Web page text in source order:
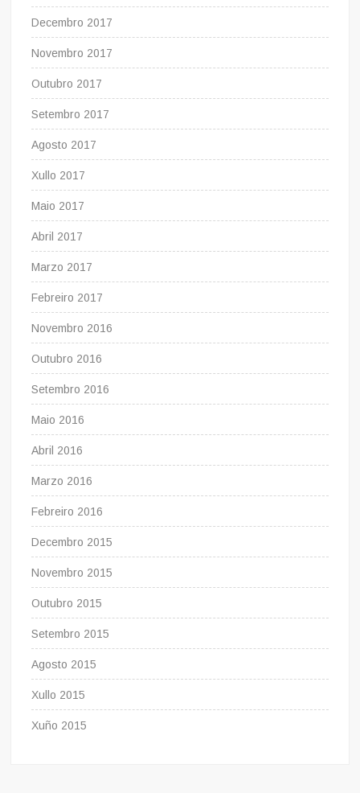
Decembro 2017
Novembro 2017
Outubro 2017
Setembro 2017
Agosto 2017
Xullo 2017
Maio 2017
Abril 2017
Marzo 2017
Febreiro 2017
Novembro 2016
Outubro 2016
Setembro 2016
Maio 2016
Abril 2016
Marzo 2016
Febreiro 2016
Decembro 2015
Novembro 2015
Outubro 2015
Setembro 2015
Agosto 2015
Xullo 2015
Xuño 2015